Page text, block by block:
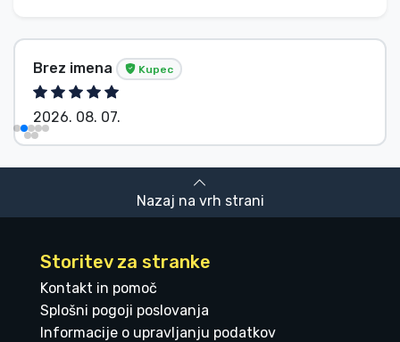
Brez imena Kupec
2026. 08. 07.
Nazaj na vrh strani
Storitev za stranke
Kontakt in pomoč
Splošni pogoji poslovanja
Informacije o upravljanju podatkov